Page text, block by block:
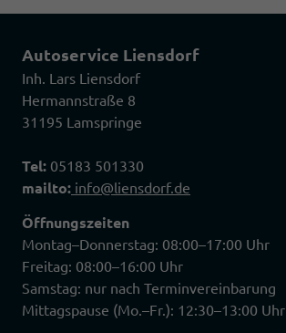
Autoservice Liensdorf
Inh. Lars Liensdorf
Hermannstraße 8
31195 Lamspringe
Tel: 05183 501330
mailto: info@liensdorf.de
Öffnungszeiten
Montag–Donnerstag: 08:00–17:00 Uhr
Freitag: 08:00–16:00 Uhr
Samstag: nur nach Terminvereinbarung
Mittagspause (Mo.–Fr.): 12:30–13:00 Uhr